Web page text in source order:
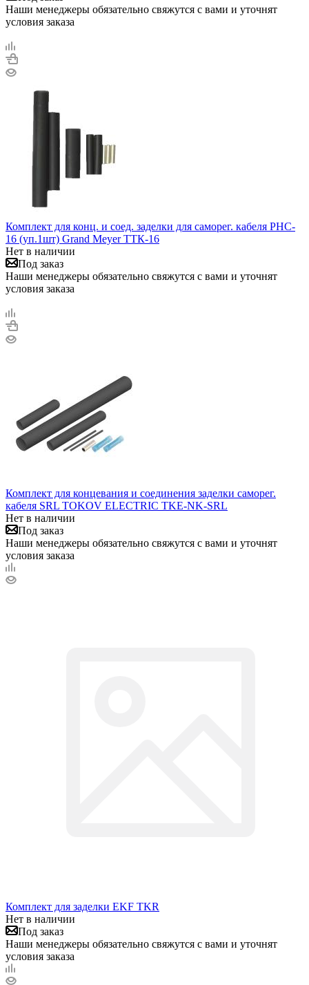
Наши менеджеры обязательно свяжутся с вами и уточнят
условия заказа
Комплект для конц. и соед. заделки для саморег. кабеля PHC-
16 (уп.1шт) Grand Meyer ТТК-16
Нет в наличии
Под заказ
Наши менеджеры обязательно свяжутся с вами и уточнят
условия заказа
Комплект для концевания и соединения заделки саморег.
кабеля SRL TOKOV ELECTRIC TKE-NK-SRL
Нет в наличии
Под заказ
Наши менеджеры обязательно свяжутся с вами и уточнят
условия заказа
Комплект для заделки EKF TKR
Нет в наличии
Под заказ
Наши менеджеры обязательно свяжутся с вами и уточнят
условия заказа